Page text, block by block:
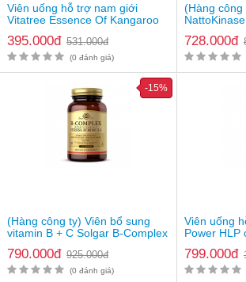
- Viên uống Elevit : Ngày 1 viên sau ăn sáng
- Viên uống Menevit : Sử dung mỗi ngày 1
uống ban ngày để đạt hiệu quả cao.
Viên uống hỗ trợ nam giới
Vitatree Essence Of Kangaroo
395.000đ 531.000đ
(0 đánh giá)
(Hàng công
728.000đ
(Hàng công ty) Viên bổ sung
vitamin B + C Solgar B-Complex
790.000đ 925.000đ
-15%
(0 đánh giá)
Viên uống
Power HLP
799.000đ